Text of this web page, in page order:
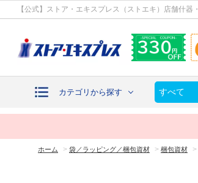
【公式】ストア・エキスプレス（ストエキ）店舗什
カテゴリから探す すべて
ホーム > 袋／ラッピング／梱包資材 > 梱包資材 >